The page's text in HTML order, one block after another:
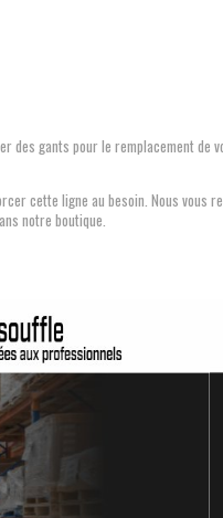
des gants pour le remplacement de
cette ligne au besoin. Nous vous
notre boutique.